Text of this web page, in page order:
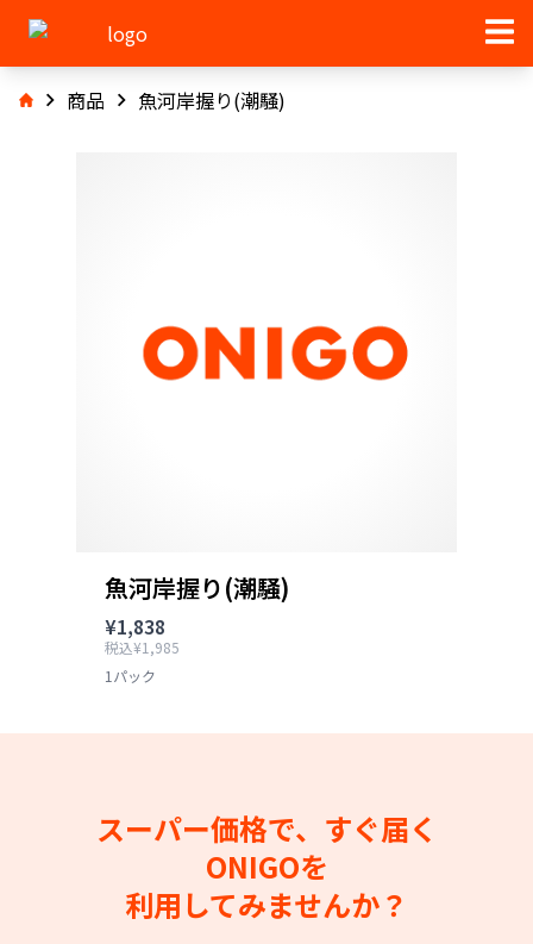
商品 魚河岸握り(潮騒)
魚河岸握り(潮騒)
¥1,838
税込¥1,985
1パック
スーパー価格で、すぐ届く
ONIGOを
利用してみませんか？